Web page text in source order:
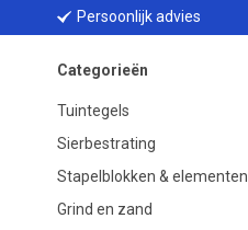
Persoonlijk advies
Categorieën
Tuintegels
Sierbestrating
Stapelblokken & elementen
Grind en zand